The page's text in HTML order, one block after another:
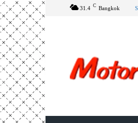
31.4 C Bangkok